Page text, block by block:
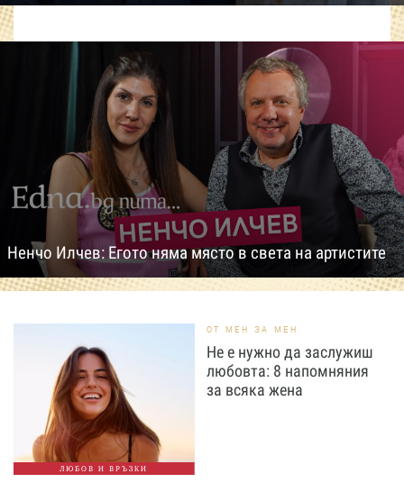
Ненчо Илчев: Егото няма място в света на артистите
ЛЮБОВ И ВРЪЗКИ
ОТ МЕН ЗА МЕН
Не е нужно да заслужиш
любовта: 8 напомняния
за всяка жена